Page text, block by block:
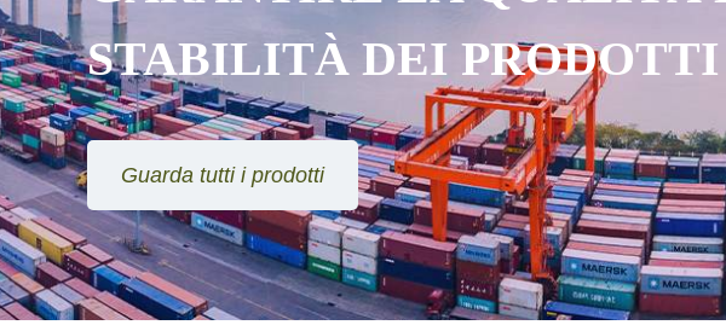
STABILITÀ DEI PRODOTTI
Guarda tutti i prodotti